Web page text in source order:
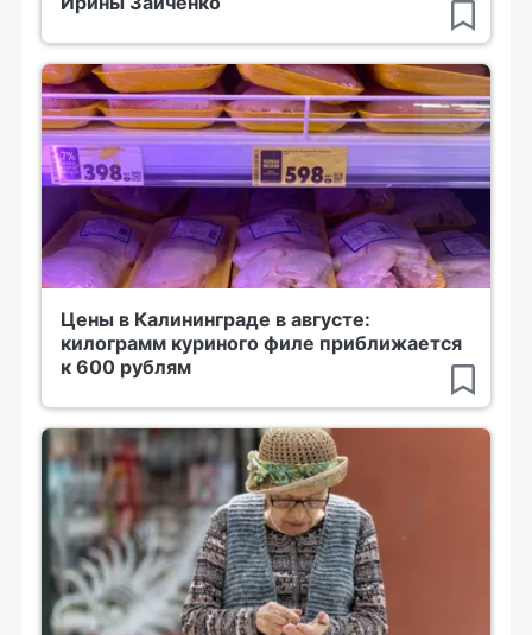
Цены в Калининграде в августе:
килограмм куриного филе приближается
к 600 рублям